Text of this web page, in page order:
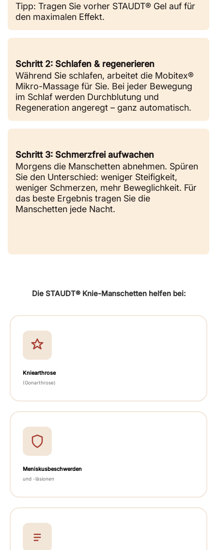
Tipp: Tragen Sie vorher STAUDT® Gel auf für
den maximalen Effekt.
Schritt 2: Schlafen & regenerieren
Während Sie schlafen, arbeitet die Mobitex®
Mikro-Massage für Sie. Bei jeder Bewegung
im Schlaf werden Durchblutung und
Regeneration angeregt – ganz automatisch.
Schritt 3: Schmerzfrei aufwachen
Morgens die Manschetten abnehmen. Spüren
Sie den Unterschied: weniger Steifigkeit,
weniger Schmerzen, mehr Beweglichkeit. Für
das beste Ergebnis tragen Sie die
Manschetten jede Nacht.
Die STAUDT® Knie-Manschetten helfen bei:
Kniearthrose
(Gonarthrose)
Meniskusbeschwerden
und -läsionen